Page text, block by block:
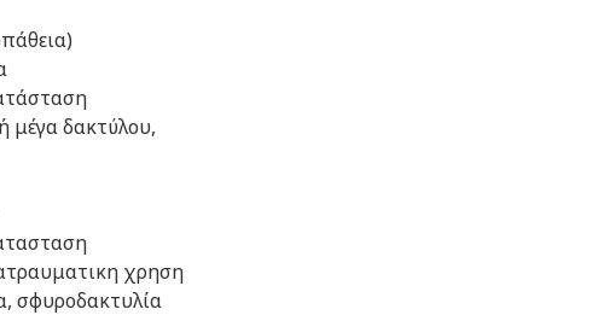
μέγα δακτύλου,
χρηση
σφυροδακτυλία